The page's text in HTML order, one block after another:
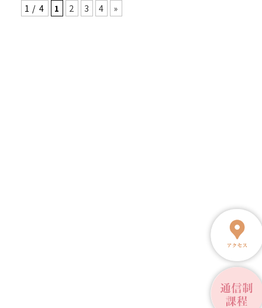
1 / 4
1 2 3 4 »